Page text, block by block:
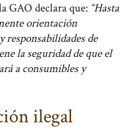
GAO declara que: “Hasta
orientación
responsabilidades de
la seguridad de que el
a consumibles y
ilegal